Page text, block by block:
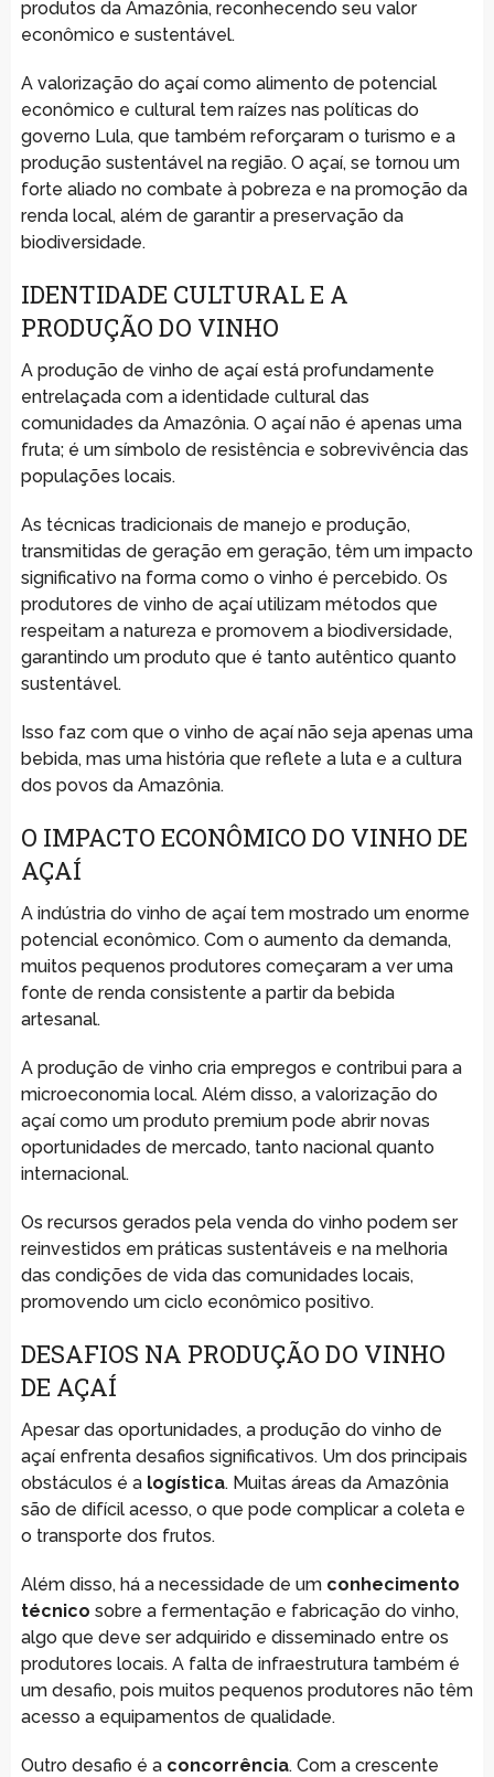
produtos da Amazônia, reconhecendo seu valor
econômico e sustentável.
A valorização do açaí como alimento de potencial
econômico e cultural tem raízes nas políticas do
governo Lula, que também reforçaram o turismo e a
produção sustentável na região. O açaí, se tornou um
forte aliado no combate à pobreza e na promoção da
renda local, além de garantir a preservação da
biodiversidade.
IDENTIDADE CULTURAL E A
PRODUÇÃO DO VINHO
A produção de vinho de açaí está profundamente
entrelaçada com a identidade cultural das
comunidades da Amazônia. O açaí não é apenas uma
fruta; é um símbolo de resistência e sobrevivência das
populações locais.
As técnicas tradicionais de manejo e produção,
transmitidas de geração em geração, têm um impacto
significativo na forma como o vinho é percebido. Os
produtores de vinho de açaí utilizam métodos que
respeitam a natureza e promovem a biodiversidade,
garantindo um produto que é tanto autêntico quanto
sustentável.
Isso faz com que o vinho de açaí não seja apenas uma
bebida, mas uma história que reflete a luta e a cultura
dos povos da Amazônia.
O IMPACTO ECONÔMICO DO VINHO DE
AÇAÍ
A indústria do vinho de açaí tem mostrado um enorme
potencial econômico. Com o aumento da demanda,
muitos pequenos produtores começaram a ver uma
fonte de renda consistente a partir da bebida
artesanal.
A produção de vinho cria empregos e contribui para a
microeconomia local. Além disso, a valorização do
açaí como um produto premium pode abrir novas
oportunidades de mercado, tanto nacional quanto
internacional.
Os recursos gerados pela venda do vinho podem ser
reinvestidos em práticas sustentáveis e na melhoria
das condições de vida das comunidades locais,
promovendo um ciclo econômico positivo.
DESAFIOS NA PRODUÇÃO DO VINHO
DE AÇAÍ
Apesar das oportunidades, a produção do vinho de
açaí enfrenta desafios significativos. Um dos principais
obstáculos é a logística. Muitas áreas da Amazônia
são de difícil acesso, o que pode complicar a coleta e
o transporte dos frutos.
Além disso, há a necessidade de um conhecimento
técnico sobre a fermentação e fabricação do vinho,
algo que deve ser adquirido e disseminado entre os
produtores locais. A falta de infraestrutura também é
um desafio, pois muitos pequenos produtores não têm
acesso a equipamentos de qualidade.
Outro desafio é a concorrência. Com a crescente